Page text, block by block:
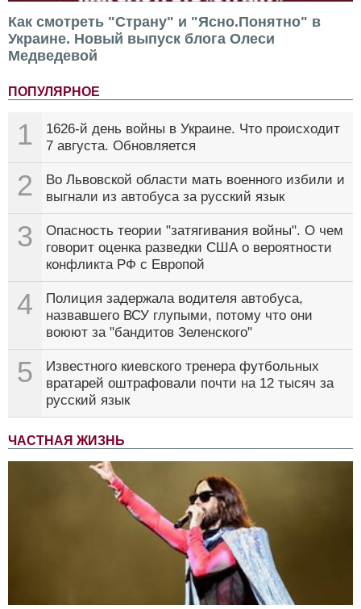
Как смотреть "Страну" и "Ясно.Понятно" в
Украине. Новый выпуск блога Олеси
Медведевой
ПОПУЛЯРНОЕ
1
1626-й день войны в Украине. Что происходит
7 августа. Обновляется
2
Во Львовской области мать военного избили и
выгнали из автобуса за русский язык
3
Опасность теории "затягивания войны". О чем
говорит оценка разведки США о вероятности
конфликта РФ с Европой
4
Полиция задержала водителя автобуса,
назвавшего ВСУ глупыми, потому что они
воюют за "бандитов Зеленского"
5
Известного киевского тренера футбольных
вратарей оштрафовали почти на 12 тысяч за
русский язык
ЧАСТНАЯ ЖИЗНЬ